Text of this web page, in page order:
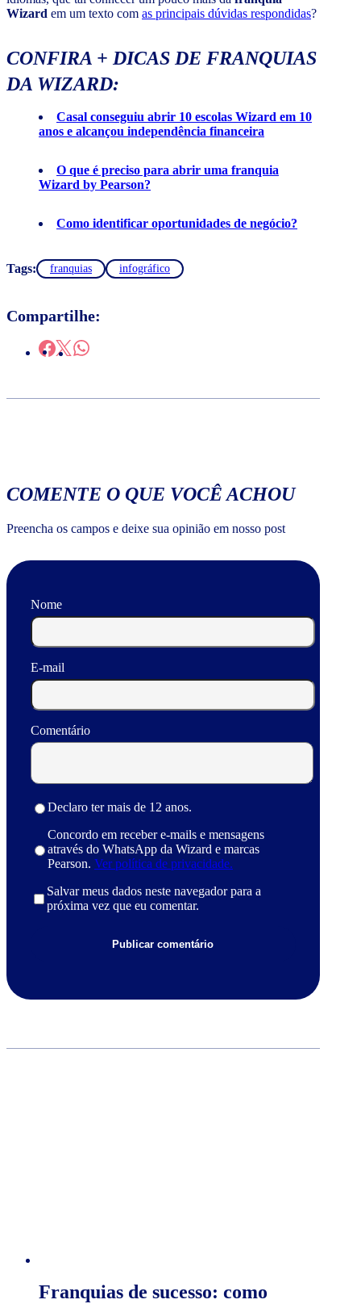
Wizard em um texto com as principais dúvidas respondidas?
CONFIRA + DICAS DE FRANQUIAS
DA WIZARD:
Casal conseguiu abrir 10 escolas Wizard em 10
anos e alcançou independência financeira
O que é preciso para abrir uma franquia
Wizard by Pearson?
Como identificar oportunidades de negócio?
Tags: franquias infográfico
Compartilhe:
COMENTE O QUE VOCÊ ACHOU
Preencha os campos e deixe sua opinião em nosso post
Nome
E-mail
Comentário
Declaro ter mais de 12 anos.
Concordo em receber e-mails e mensagens
através do WhatsApp da Wizard e marcas
Pearson. Ver política de privacidade.
Salvar meus dados neste navegador para a
próxima vez que eu comentar.
Franquias de sucesso: como